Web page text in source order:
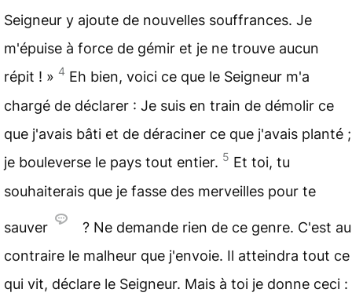
Seigneur y ajoute de nouvelles souffrances. Je
m'épuise à force de gémir et je ne trouve aucun
répit ! » 4 Eh bien, voici ce que le Seigneur m'a
chargé de déclarer : Je suis en train de démolir ce
que j'avais bâti et de déraciner ce que j'avais planté ;
je bouleverse le pays tout entier. 5 Et toi, tu
souhaiterais que je fasse des merveilles pour te
sauver
? Ne demande rien de ce genre. C'est au
contraire le malheur que j'envoie. Il atteindra tout ce
qui vit, déclare le Seigneur. Mais à toi je donne ceci :